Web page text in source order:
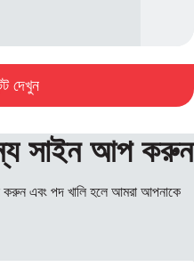
দেখুন
সাইন আপ করুন
করুন এবং পদ খালি হলে আমরা আপনাকে